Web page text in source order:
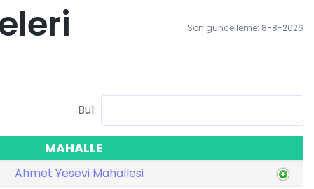
Son güncelleme: 8-8-2026
Bul:
MAHALLE
Ahmet Yesevi Mahallesi